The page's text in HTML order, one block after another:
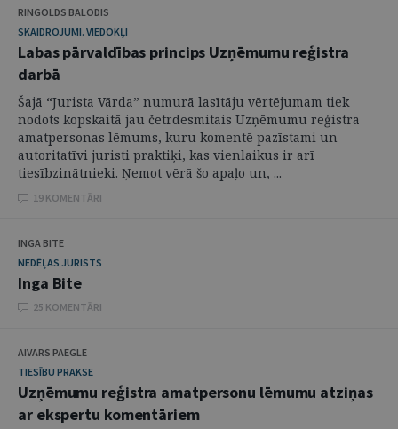
RINGOLDS BALODIS
SKAIDROJUMI. VIEDOKĻI
Labas pārvaldības princips Uzņēmumu reģistra
darbā
Šajā “Jurista Vārda” numurā lasītāju vērtējumam tiek
nodots kopskaitā jau četrdesmitais Uzņēmumu reģistra
amatpersonas lēmums, kuru komentē pazīstami un
autoritatīvi juristi praktiķi, kas vienlaikus ir arī
tiesībzinātnieki. Ņemot vērā šo apaļo un, ...
19 KOMENTĀRI
INGA BITE
NEDĒĻAS JURISTS
Inga Bite
25 KOMENTĀRI
AIVARS PAEGLE
TIESĪBU PRAKSE
Uzņēmumu reģistra amatpersonu lēmumu atziņas
ar ekspertu komentāriem